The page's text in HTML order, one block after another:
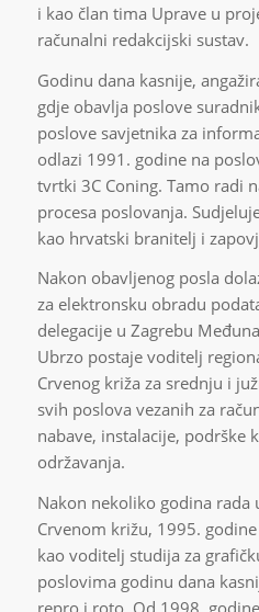
i kao član tima Uprave u
računalni redakcijski sustav.
Godinu dana kasnije,
gdje obavlja poslove
poslove savjetnika za
odlazi 1991. godine na
tvrtki 3C Coning. Tamo radi
procesa poslovanja.
kao hrvatski branitelj i
Nakon obavljenog posla
za elektronsku obradu
delegacije u Zagrebu
Ubrzo postaje voditelj
Crvenog križa za srednju i
svih poslova vezanih za
nabave, instalacije, podrške
održavanja.
Nakon nekoliko godina rada
Crvenom križu, 1995.
kao voditelj studija za
poslovima godinu dana